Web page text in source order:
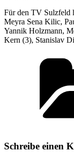
Für den TV Sulzfeld
Meyra Sena Kilic,
Yannik Holzmann,
Kern (3), Stanislav
Schreibe einen